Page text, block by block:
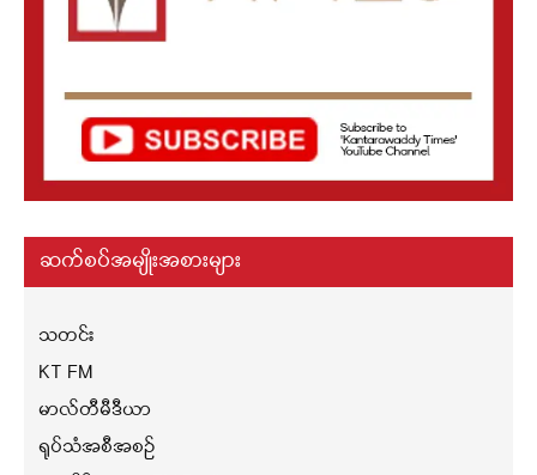
ဆက်စပ်အမျိုးအစားများ
သတင်း
KT FM
မာလ်တီမီဒီယာ
ရုပ်သံအစီအစဉ်